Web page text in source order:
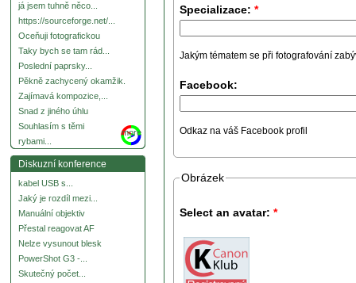
já jsem tuhně něco...
https://sourceforge.net/...
Oceňuji fotografickou
Taky bych se tam rád...
Poslední paprsky...
Pěkně zachycený okamžik.
Zajímavá kompozice,...
Snad z jiného úhlu
Souhlasím s těmi
rybami...
more
Diskuzní konference
kabel USB s...
Jaký je rozdíl mezi...
Manuální objektiv
Přestal reagovat AF
Nelze vysunout blesk
PowerShot G3 -...
Skutečný počet...
Specializace: *
Jakým tématem se při fotografování
Facebook:
Odkaz na váš Facebook profil
Obrázek
Select an avatar: *